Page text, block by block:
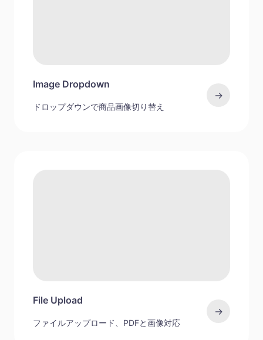
Image Dropdown
ドロップダウンで商品画像切り替え
→
File Upload
ファイルアップロード、PDFと画像対応
→